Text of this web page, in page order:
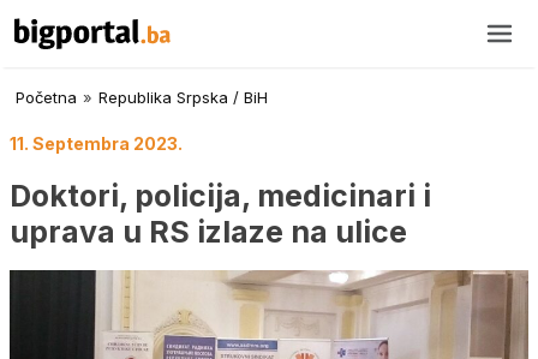
Početna » Republika Srpska / BiH
11. Septembra 2023.
Doktori, policija, medicinari i
uprava u RS izlaze na ulice